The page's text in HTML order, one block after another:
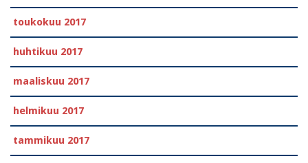
toukokuu 2017
huhtikuu 2017
maaliskuu 2017
helmikuu 2017
tammikuu 2017